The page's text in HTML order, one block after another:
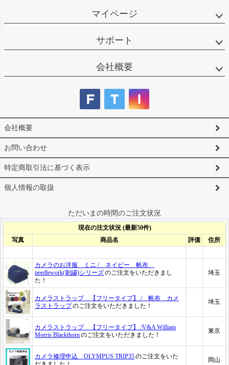
マイページ
サポート
会社概要
会社概要
お問い合わせ
特定商取引法に基づく表示
個人情報の取扱
ただいまの時間のご注文状況